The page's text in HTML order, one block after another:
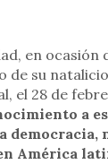
en ocasión
de su
el 28 de
a
democracia,
América